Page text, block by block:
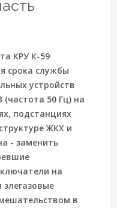
КРУ К-59
срока службы
устройств
(частота 50 Гц) на
подстанциях
ЖКХ и
- заменить
на
в